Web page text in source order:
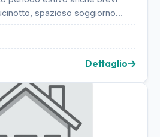
spazioso soggiorno
dal mare con spiaggia attre...
Dettaglio